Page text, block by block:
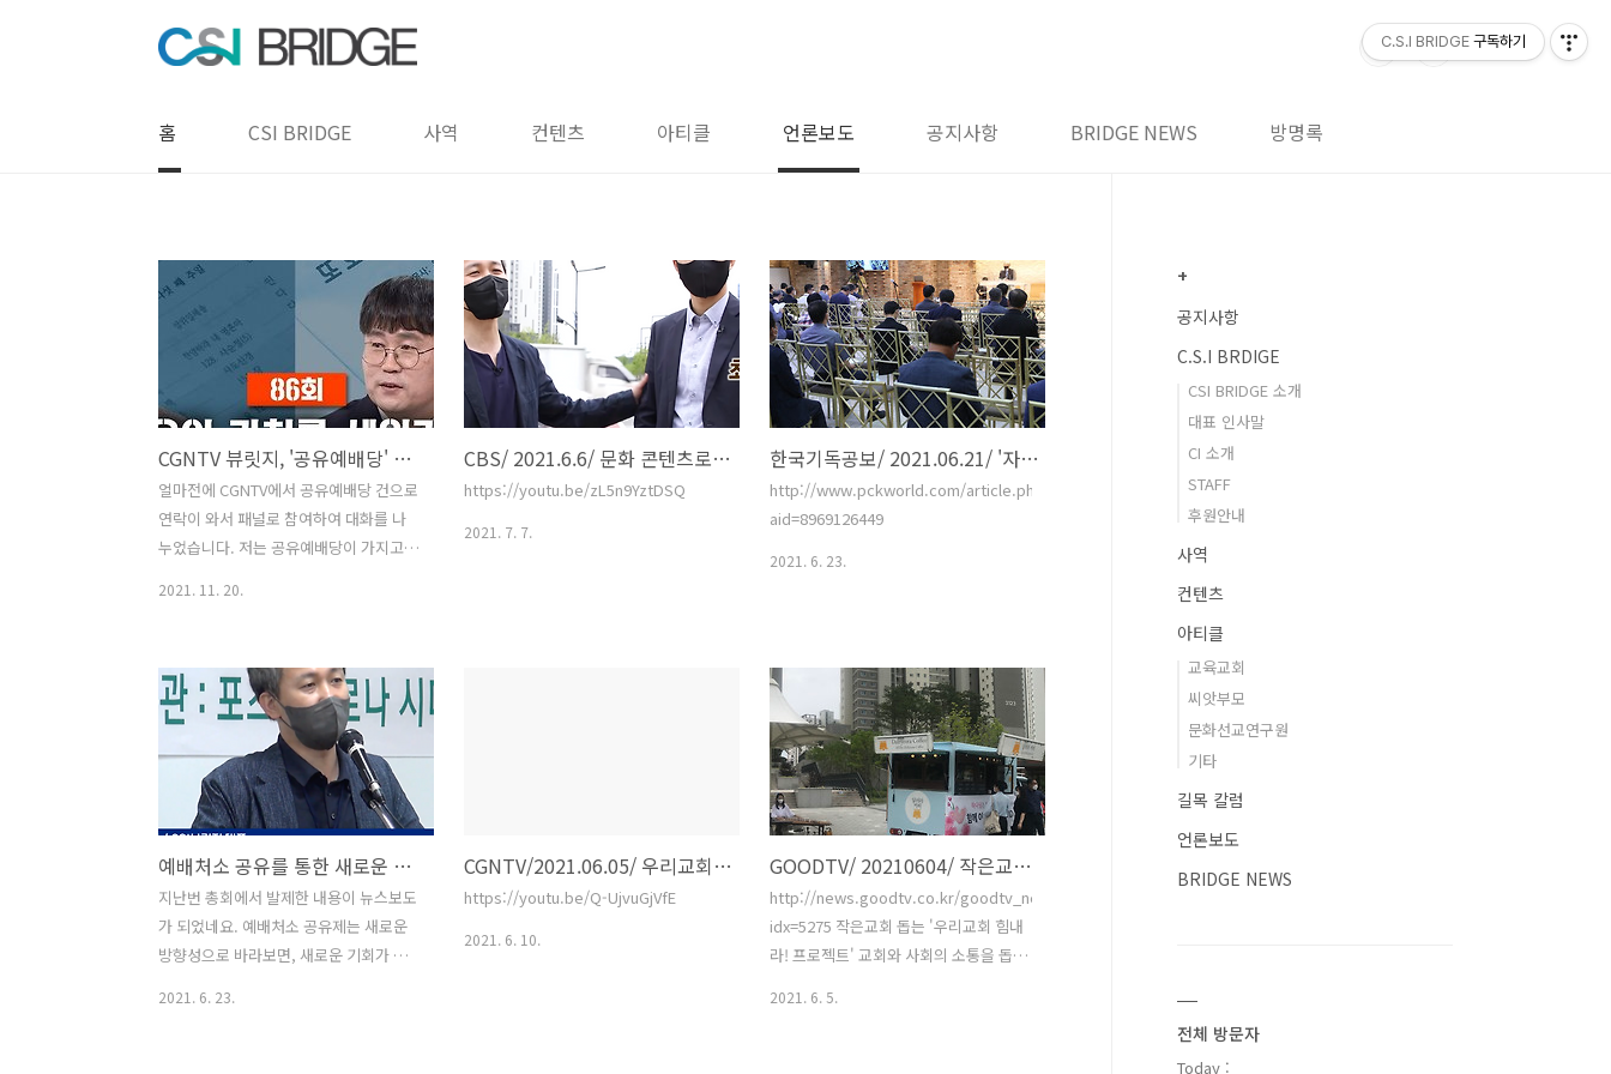
홈 CSI BRIDGE 사역 컨텐츠 아티클 언론보도 공지사항 BRIDGE NEWS 방명록
CGNTV 뷰릿지, '공유예배당' 관련 패널 참가 영상
얼마전에 CGNTV에서 공유예배당 건으로
연락이 와서 패널로 참여하여 대화를 나
누었습니다. 저는 공유예배당이 가지고
의 작은 교회들이 한 공간을 쓰는 형태뿐
만 아니라, 중형 교회 이상에서 소유하고
있는 교회 공간 일부를 새로운 목회지 스
타트업을 위한 공간으로 내어놓아 새목회
패러다임를 발굴하고, 사회와 소통하는
교회형태가 새롭게 나타나는 베이스가 되
기를 바랍니다. 이렇게 되면, 목회자 수급
문제를 해결할 수 있고, 교회의 대사회적
이미지 문제도 해결할 수 있을 것으로 생
각합니다. 저희 교단 68개 노회인데 각 노
회에서 10개 공간을 확보하고, 미자립교
운 ..
2021. 11. 20.
CBS/ 2021.6.6/ 문화 콘텐츠로 교회와 세상을 잇다 - 이길주 목사
https://youtu.be/zL5n9YztDSQ
2021. 7. 7.
한국기독공보/ 2021.06.21/ '자비량 목회, 공유예배당, 코로나이후 전도'
http://www.pckworld.com/article.php?
aid=8969126449
2021. 6. 23.
예배처소 공유를 통한 새로운 목회 패러다임
지난번 총회에서 발제한 내용이 뉴스보도
가 되었네요. 예배처소 공유제는 새로운
방향성으로 바라보면, 새로운 기회가 될
2021. 6. 23.
CGNTV/2021.06.05/ 우리교회 힘내라! 커피,음악과 함께 전도해요
https://youtu.be/Q-UjvuGjVfE
2021. 6. 10.
GOODTV/ 20210604/ 작은교회 돕는 '우리교회 힘내라! 프로젝트'
http://news.goodtv.co.kr/goodtv_news_detail.asp?
idx=5275 작은교회 돕는 '우리교회 힘내
라! 프로젝트' 교회와 사회의 소통을 돕고
2021. 6. 5.
+
공지사항
C.S.I BRDIGE
CSI BRIDGE 소개
대표 인사말
CI 소개
STAFF
후원안내
사역
컨텐츠
아티클
교육교회
씨앗부모
문화선교연구원
기타
길목 칼럼
언론보도
BRIDGE NEWS
전체 방문자
Today :
C.S.I BRIDGE 구독하기